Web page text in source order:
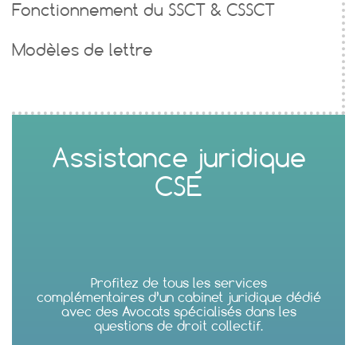
Fonctionnement du SSCT & CSSCT
Modèles de lettre
Assistance juridique
CSE
Profitez de tous les services
complémentaires d’un cabinet juridique dédié
avec des Avocats spécialisés dans les
questions de droit collectif.